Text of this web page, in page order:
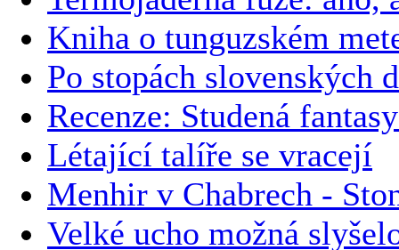
Kniha o tunguzském
Po stopách slovenských
Recenze: Studená
Létající talíře se vracejí
Menhir v Chabrech -
Velké ucho možná